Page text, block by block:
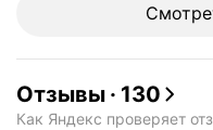
Отзывы · 130
Как Яндекс проверяет